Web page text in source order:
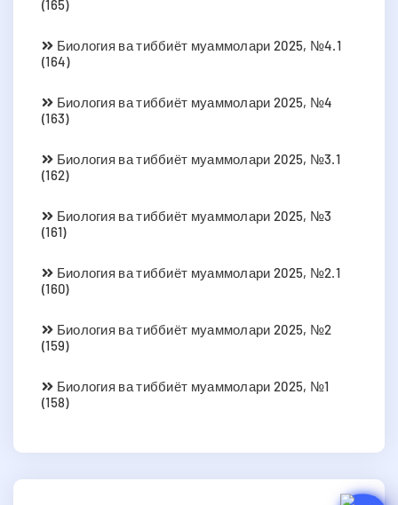
(165)
Биология ва тиббиёт муаммолари 2025, №4.1
(164)
Биология ва тиббиёт муаммолари 2025, №4
(163)
Биология ва тиббиёт муаммолари 2025, №3.1
(162)
Биология ва тиббиёт муаммолари 2025, №3
(161)
Биология ва тиббиёт муаммолари 2025, №2.1
(160)
Биология ва тиббиёт муаммолари 2025, №2
(159)
Биология ва тиббиёт муаммолари 2025, №1
(158)